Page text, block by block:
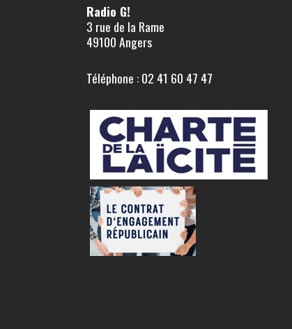
Radio G!
3 rue de la Rame
49100 Angers
Téléphone : 02 41 60 47 47